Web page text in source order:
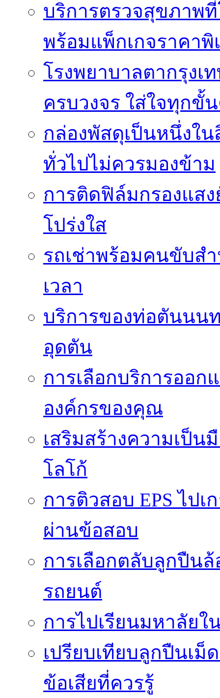
บริการตรวจสุขภาพ
พร้อมแพ็กเกจราคาพิ
โรงพยาบาลตากรุงเ
ครบวงจร ใส่ใจทุกขั้
กล่องพัสดุเป็นหนึ่งใ
ทั่วไปไม่ควรมองข้าม
การติดฟิล์มกรองแส
โปร่งใส
รถเช่าพร้อมคนขับส
เวลา
บริการของท่อตันนน
อุดตัน
การเลือกบริการออ
องค์กรของคุณ
เสริมสร้างความเป็
โลโก้
การติวสอบ EPS ไปเ
ผ่านข้อสอบ
การเลือกตลับลูกปืน
รถยนต์
การไปเรียนมหาลัย
เปรียบเทียบลูกปืนเ
ข้อเสียที่ควรรู้